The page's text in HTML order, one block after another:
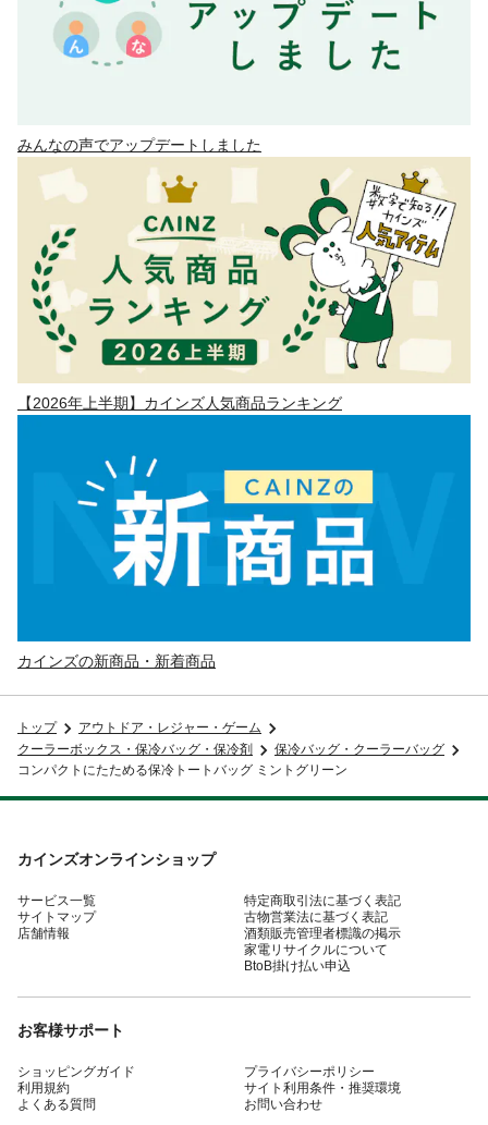
みんなの声でアップデートしました
【2026年上半期】カインズ人気商品ランキング
カインズの新商品・新着商品
トップ
アウトドア・レジャー・ゲーム
クーラーボックス・保冷バッグ・保冷剤
保冷バッグ・クーラーバッグ
コンパクトにたためる保冷トートバッグ ミントグリーン
カインズオンラインショップ
サービス一覧
サイトマップ
店舗情報
特定商取引法に基づく表記
古物営業法に基づく表記
酒類販売管理者標識の掲示
家電リサイクルについて
BtoB掛け払い申込
お客様サポート
ショッピングガイド
利用規約
よくある質問
プライバシーポリシー
サイト利用条件・推奨環境
お問い合わせ